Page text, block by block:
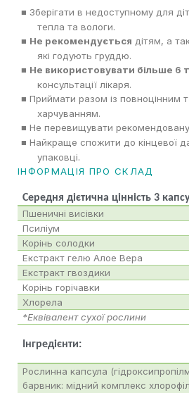
■ Зберігати в недоступному для
тепла та вологи.
■ Не рекомендується дітям, а
які годують груддю.
■ Не використовувати більше 6
консультації лікаря.
■ Приймати разом із повноцінним
харчуванням.
■ Не перевищувати
■ Найкраще спожити до кінцевої
упаковці.
ІНФОРМАЦІЯ ПРО СКЛАД
Середня дієтична цінність 3
Пшеничні висівки
Псиліум
Корінь солодки
Екстракт гелю Алое Вера
Екстракт гвоздики
Корінь горічавки
Хлорела
*Еквівалент сухої рослини
Інгредієнти:
Рослинна капсула
барвник: мідний комплекс